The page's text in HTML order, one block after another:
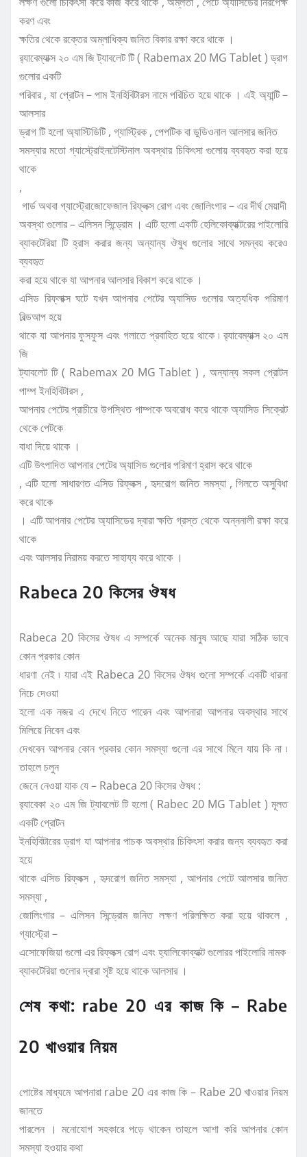
করণ এবং
ক্ষতির থেকে রক্তের অম্লাধিক্য জনিত বিকার রক্ষা করে থাকে ।
র‍্যাবেম্যাক্স ২০ এম জি ট্যাবলেট টি ( Rabemax 20 MG Tablet ) ড্রাগ
গুলোর একটি
পরিবার , যা প্রোটন – পাম ইনহিবিটারস নামে পরিচিত হয়ে থাকে । এই অ্যান্টি –
আলসার
ড্রাগ টি হলো অ্যাস্টিডিটি , গ্যাস্ট্রিক , পেপটিক বা ডুডিওনাল আলসার জনিত
সমস্যার মতো গ্যাস্ট্রোইনটেস্টিনাল অবস্থার চিকিৎসা গুলোয় ব্যবহৃত করা হয়ে
থাকে
,
গার্ড অথবা গ্যাস্ট্রোজোফেজাল রিফ্লক্স রোগ এবং জোলিংগার – এর দীর্ঘ মেয়াদী
অবস্থা গুলোর – এলিসন সিন্ড্রোম । এটি হলো একটি হেলিকোব্যাক্টরের পাইলোরি
ব্যাকটেরিয়া টি হ্রাস করার জন্য অন্যান্য ঔষুধ গুলোর সাথে সমন্বয় করেও
ব্যবহৃত
করা হয়ে থাকে যা আপনার আলসার বিকাশ করে থাকে ।
এসিড রিফ্লাক্স ঘটে যখন আপনার পেটের অ্যাসিড গুলোর অত্যধিক পরিমাণ
বিল্ডআপ হয়ে
থাকে যা আপনার ফুসফুস এবং গলাতে প্রবাহিত হয়ে থাকে ৷ র‍্যাবেম্যাক্স ২০ এম
জি
ট্যাবলেট টি ( Rabemax 20 MG Tablet ) , অন্যান্য সকল প্রোটন
পাম্প ইনহিবিটারস ,
আপনার পেটের প্রাচীরে উপস্থিত পাম্পকে অবরোধ করে থাকে অ্যাসিড সিক্রেট
থেকে পেটকে
বাধা দিয়ে থাকে ।
এটি উৎপাদিত আপনার পেটের অ্যাসিড গুলোর পরিমাণ হ্রাস করে থাকে
, এটি হলো সাধারণত এসিড রিফ্লক্স , হৃদরোগ জনিত সমস্যা , গিলতে অসুবিধা
করে থাকে
। এটি আপনার পেটের অ্যাসিডের দ্বারা ক্ষতি গ্রস্ত থেকে অন্ননালী রক্ষা করে
থাকে
এবং আলসার নিরাময় করতে সাহায্য করে থাকে ।
Rabeca 20 কিসের ঔষধ
Rabeca 20 কিসের ঔষধ এ সম্পর্কে অনেক মানুষ আছে যারা সঠিক ভাবে
কোন প্রকার কোন
ধারণা নেই ৷ যারা এই Rabeca 20 কিসের ঔষধ গুলো সম্পর্কে একটি ধারনা
নিচে দেওয়া
হলো এক নজর এ দেখে নিতে পারেন এবং আপনারা আপনার অবস্থার সাথে
মিলিয়ে নিবেন এবং
দেখবেন আপনার কোন প্রকার কোন সমস্যা গুলো এর সাথে মিলে যায় কি না ৷
তাহলে চলুন
জেনে নেওয়া যাক যে – Rabeca 20 কিসের ঔষধ :
র‍্যাবেকা ২০ এম জি ট্যাবলেট টি হলো ( Rabec 20 MG Tablet ) মূলত
একটি প্রোটন
ইনহিবিটারের ড্রাগ যা আপনার পাচক অবস্থার চিকিৎসা করার জন্য ব্যবহৃত করা
হয়ে
থাকে এসিড রিফ্লক্স , হৃদরোগ জনিত সমস্যা , আপনার পেটে আলসার জনিত
সমস্যা ,
জোলিংগার – এলিসন সিন্ড্রোম জনিত লক্ষণ পরিলক্ষিত করা হয়ে থাকলে ,
গ্যাস্ট্রো –
এসোফেজিয়া গুলো এর রিফ্লক্স রোগ এবং হ্যালিকোব্যাক্ট গুলোরর পাইলোরি নামক
ব্যাকটেরিয়া গুলোর দ্বারা সৃষ্ট হয়ে থাকে আলসার ।
শেষ কথা: rabe 20 এর কাজ কি – Rabe
20 খাওয়ার নিয়ম
পোষ্টের মাধ্যমে আপনারা rabe 20 এর কাজ কি – Rabe 20 খাওয়ার নিয়ম
জানতে
পারলেন । মনোযোগ সহকারে পড়ে থাকেন তাহলে আশা করি আপনার কোন
সমস্যা হওয়ার কথা